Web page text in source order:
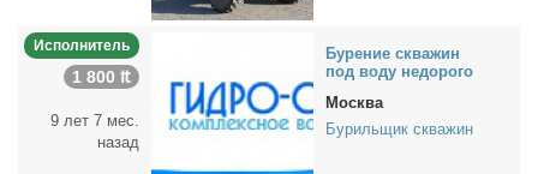
Исполнитель
1 800 ₶
9 лет 7 мес.
назад
Бу­ре­ние сква­жин
под во­ду недо­ро­го
Москва
Бурильщик скважин